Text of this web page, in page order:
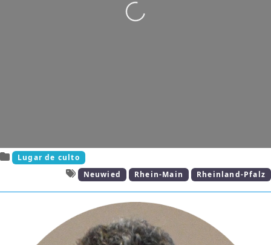
Cargando…
Lugar de culto
Neuwied
Rhein-Main Rheinland-Pfalz